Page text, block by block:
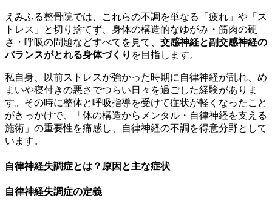
えみふる整骨院では、これらの不調を単なる「疲れ」や「ス
トレス」と切り捨てず、身体の構造的なゆがみ・筋肉の硬
さ・呼吸の問題などすべてを見て、 交感神経と副交感神経の
バランスがとれる身体づくり を目指します。
私自身、以前ストレスが強かった時期に自律神経が乱れ、め
まいや寝付きの悪さでつらい日々を過ごした経験がありま
す。その時に整体と呼吸指導を受けて症状が軽くなったこと
がきっかけで、「体の構造からメンタル・自律神経を支える
施術」の重要性を痛感し、自律神経の不調を得意分野として
います。
自律神経失調症とは？原因と主な症状
自律神経失調症の定義